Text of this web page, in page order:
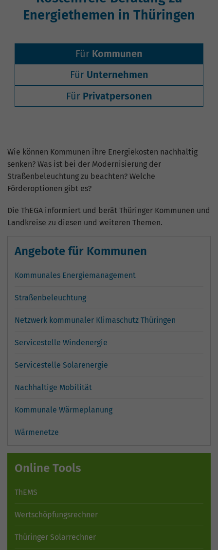
Energiethemen in Thüringen
Für Kommunen
Für Unternehmen
Für Privatpersonen
Wie können Kommunen ihre Energiekosten nachhaltig
senken? Was ist bei der Modernisierung der
Straßenbeleuchtung zu beachten? Welche
Förderoptionen gibt es?
Die ThEGA informiert und berät Thüringer Kommunen und
Landkreise zu diesen und weiteren Themen.
Angebote für Kommunen
Kommunales Energiemanagement
Straßenbeleuchtung
Netzwerk kommunaler Klimaschutz Thüringen
Servicestelle Windenergie
Servicestelle Solarenergie
Nachhaltige Mobilität
Kommunale Wärmeplanung
Wärmenetze
Online Tools
ThEMS
Wertschöpfungsrechner
Thüringer Solarrechner
Website geht. Die erhobenen Daten
umfassen die Anzahl der Besucher, die
Quelle, aus der sie stammen, und die
Name _gat_G-ZN01JG6TS4
Zweck
das Musterelement auf dem Namen die
eindeutige Identitätsnummer des Kontos
oder der Website enthält, auf das es sich
bezieht. Es scheint eine Variation des
um die von Google auf Websites mit
hohem Traffic-Aufkommen